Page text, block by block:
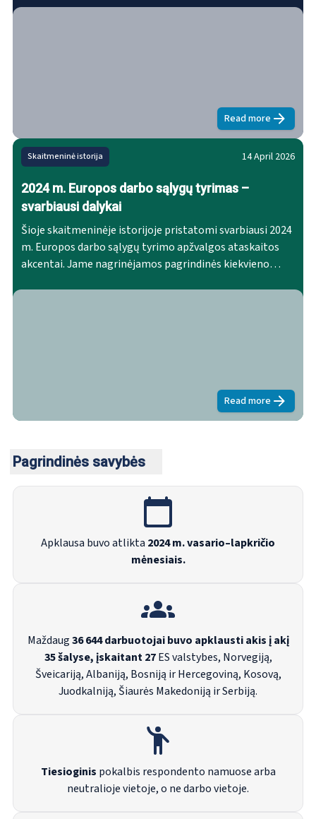
Read moreabout2024
Skaitmeninė istorija 14 April 2026
2024 m. Europos darbo sąlygų tyrimas –
svarbiausi dalykai
Šioje skaitmeninėje istorijoje pristatomi svarbiausi 2024
m. Europos darbo sąlygų tyrimo apžvalgos ataskaitos
akcentai. Jame nagrinėjamos pagrindinės kiekvieno
Read moreabout2024
Pagrindinės savybės
Apklausa buvo atlikta 2024 m. vasario–lapkričio
mėnesiais.
Maždaug36 644 darbuotojai buvo apklausti akis į akį
35 šalyse, įskaitant 27ES valstybes, Norvegiją,
Šveicariją, Albaniją, Bosniją ir Hercegoviną, Kosovą,
Juodkalniją, Šiaurės Makedoniją ir Serbiją.
Tiesioginis pokalbis respondento namuose arba
neutralioje vietoje, o ne darbo vietoje.